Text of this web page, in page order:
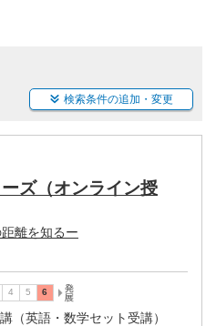
検索条件の追加・変更
ズ（オンライン授
離を知るー
（英語・数学セット受講）